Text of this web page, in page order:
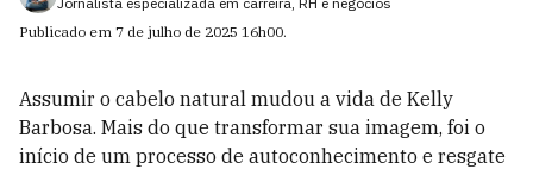
Publicado em 7 de julho de 2025 16h00.
Assumir o cabelo natural mudou a vida de Kelly
Barbosa. Mais do que transformar sua imagem, foi o
início de um processo de autoconhecimento e resgate